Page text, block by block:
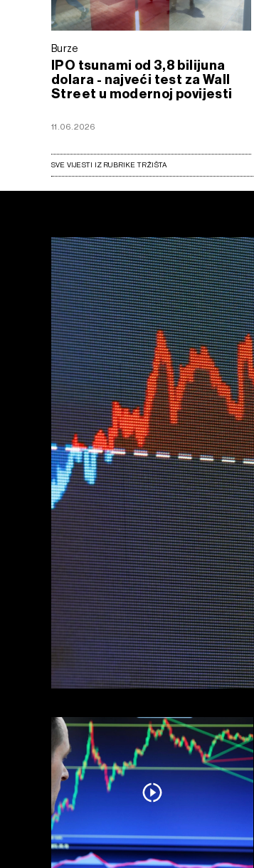
Burze
IPO tsunami od 3,8 bilijuna
dolara - najveći test za Wall
Street u modernoj povijesti
11.06.2026
SVE VIJESTI IZ RUBRIKE TRŽIŠTA